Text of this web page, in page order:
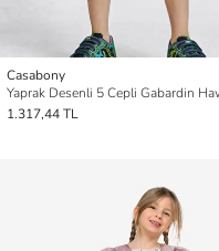
Casabony
1.317,44 TL